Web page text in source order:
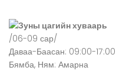
Зуны цагийн хуваарь
/06-09 сар/
Даваа-Баасан: 09:00-17:00
Бямба, Ням: Амарна